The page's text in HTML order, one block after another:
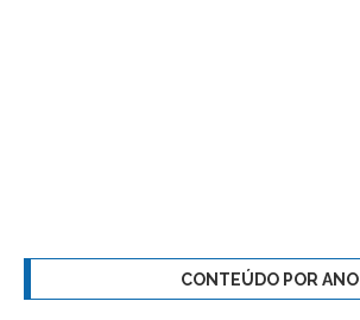
CONTEÚDO POR ANO